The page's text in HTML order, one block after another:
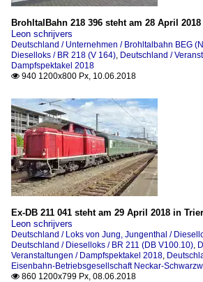
BrohltalBahn 218 396 steht am 28 April
Leon schrijvers
Deutschland / Unternehmen / Brohltalbahn BEG
Dieselloks / BR 218 (V 164), Deutschland /
Dampfspektakel 2018
 940 1200x800 Px, 10.06.2018
Ex-DB 211 041 steht am 29 April 2018 in
Leon schrijvers
Deutschland / Loks von Jung, Jungenthal /
Deutschland / Dieselloks / BR 211 (DB V100.10),
Veranstaltungen / Dampfspektakel 2018,
Eisenbahn-Betriebsgesellschaft Neckar-
 860 1200x799 Px, 08.06.2018